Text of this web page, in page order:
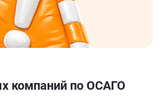
компаний по ОСАГО